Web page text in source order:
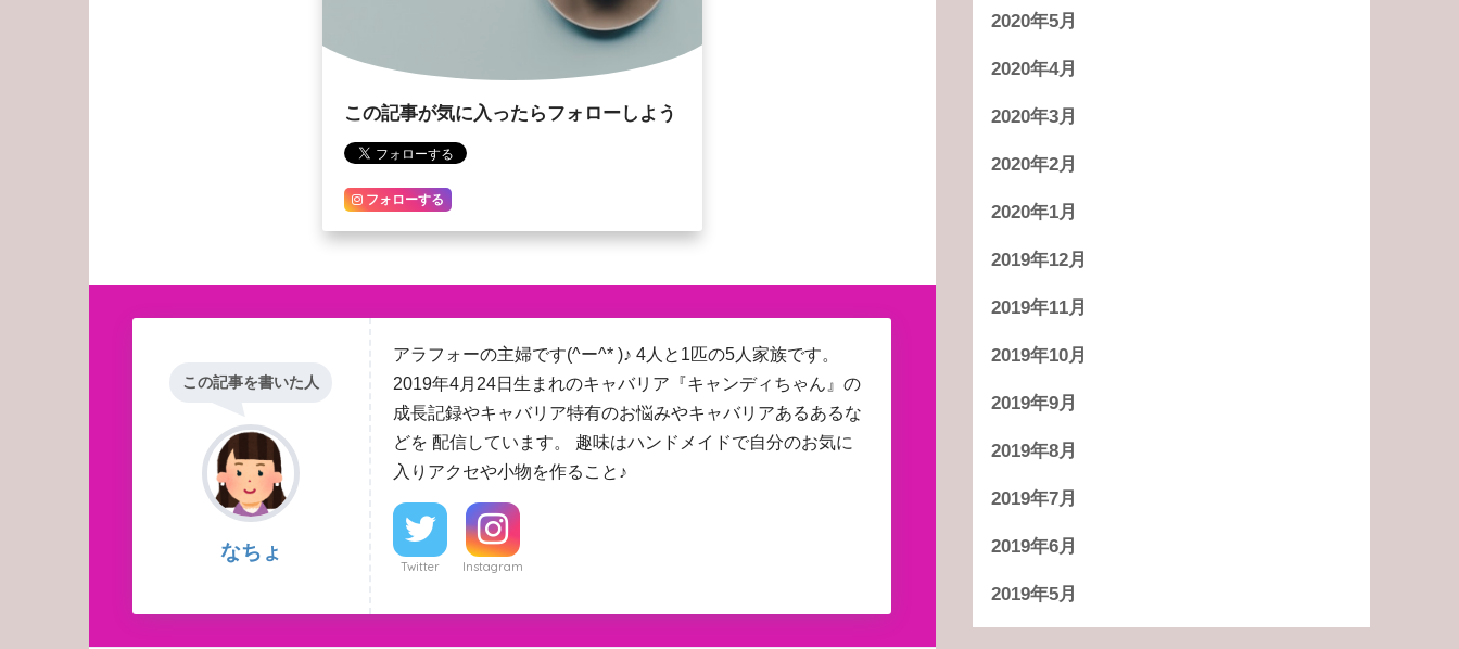
この記事が気に入ったらフォローしよう
フォローする
この記事を書いた人
なちょ
アラフォーの主婦です(^ー^* )♪ 4人と1匹の5人家族です。
2019年4月24日生まれのキャバリア『キャンディちゃん』の
成長記録やキャバリア特有のお悩みやキャバリアあるあるな
どを 配信しています。 趣味はハンドメイドで自分のお気に
入りアクセや小物を作ること♪
Twitter Instagram
2020年5月
2020年4月
2020年3月
2020年2月
2020年1月
2019年12月
2019年11月
2019年10月
2019年9月
2019年8月
2019年7月
2019年6月
2019年5月